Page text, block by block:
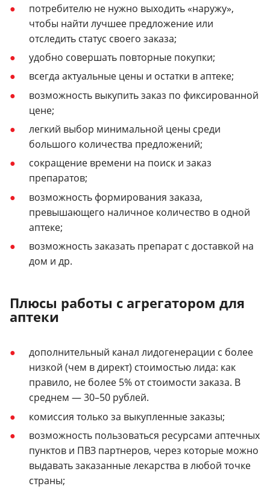
потребителю не нужно выходить «наружу»,
чтобы найти лучшее предложение или
отследить статус своего заказа;
удобно совершать повторные покупки;
всегда актуальные цены и остатки в аптеке;
возможность выкупить заказ по фиксированной
цене;
легкий выбор минимальной цены среди
большого количества предложений;
сокращение времени на поиск и заказ
препаратов;
возможность формирования заказа,
превышающего наличное количество в одной
аптеке;
возможность заказать препарат с доставкой на
дом и др.
Плюсы работы с агрегатором для
аптеки
дополнительный канал лидогенерации с более
низкой (чем в директ) стоимостью лида: как
правило, не более 5% от стоимости заказа. В
среднем — 30–50 рублей.
комиссия только за выкупленные заказы;
возможность пользоваться ресурсами аптечных
пунктов и ПВЗ партнеров, через которые можно
выдавать заказанные лекарства в любой точке
страны;